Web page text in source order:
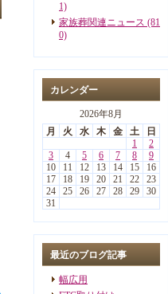
1)
家族葬関連ニュース (81
0)
カレンダー
2026年8月
月
火 水 木 金 土
日
1
2
3
4 5 6 7 8
9
10
11 12 13 14 15
16
17
18 19 20 21 22
23
24
25 26 27 28 29
30
31
最近のブログ記事
幅広用